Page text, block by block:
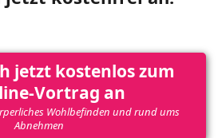
jetzt kostenlos zum
Vortrag an
Wohlbefinden und rund ums
Abnehmen